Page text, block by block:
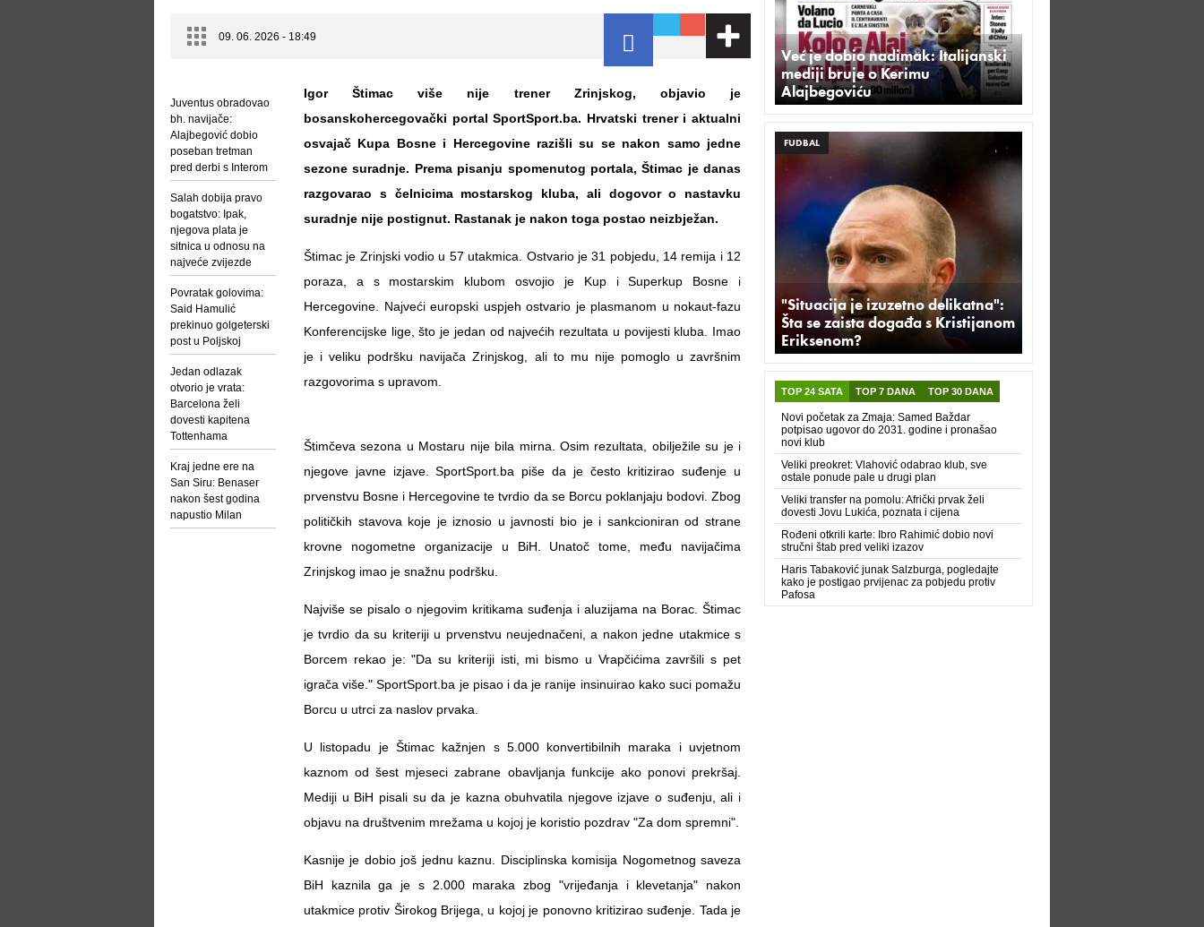
09. 06. 2026 - 18:49
Juventus obradovao
bh. navijače:
Alajbegović dobio
poseban tretman
pred derbi s Interom
Salah dobija pravo
bogatstvo: Ipak,
njegova plata je
sitnica u odnosu na
najveće zvijezde
Povratak golovima:
Said Hamulić
prekinuo golgeterski
post u Poljskoj
Jedan odlazak
otvorio je vrata:
Barcelona želi
dovesti kapitena
Tottenhama
Kraj jedne ere na
San Siru: Benaser
nakon šest godina
napustio Milan
Igor Štimac više nije trener Zrinjskog, objavio je
bosanskohercegovački portal SportSport.ba. Hrvatski trener i aktualni
osvajač Kupa Bosne i Hercegovine razišli su se nakon samo jedne
sezone suradnje. Prema pisanju spomenutog portala, Štimac je danas
razgovarao s čelnicima mostarskog kluba, ali dogovor o nastavku
suradnje nije postignut. Rastanak je nakon toga postao neizbježan.
Štimac je Zrinjski vodio u 57 utakmica. Ostvario je 31 pobjedu, 14 remija i 12
poraza, a s mostarskim klubom osvojio je Kup i Superkup Bosne i
Hercegovine. Najveći europski uspjeh ostvario je plasmanom u nokaut-fazu
Konferencijske lige, što je jedan od najvećih rezultata u povijesti kluba. Imao
je i veliku podršku navijača Zrinjskog, ali to mu nije pomoglo u završnim
razgovorima s upravom.
Štimčeva sezona u Mostaru nije bila mirna. Osim rezultata, obilježile su je i
njegove javne izjave. SportSport.ba piše da je često kritizirao suđenje u
prvenstvu Bosne i Hercegovine te tvrdio da se Borcu poklanjaju bodovi. Zbog
političkih stavova koje je iznosio u javnosti bio je i sankcioniran od strane
krovne nogometne organizacije u BiH. Unatoč tome, među navijačima
Zrinjskog imao je snažnu podršku.
Najviše se pisalo o njegovim kritikama suđenja i aluzijama na Borac. Štimac
je tvrdio da su kriteriji u prvenstvu neujednačeni, a nakon jedne utakmice s
Borcem rekao je: "Da su kriteriji isti, mi bismo u Vrapčićima završili s pet
igrača više." SportSport.ba je pisao i da je ranije insinuirao kako suci pomažu
Borcu u utrci za naslov prvaka.
U listopadu je Štimac kažnjen s 5.000 konvertibilnih maraka i uvjetnom
kaznom od šest mjeseci zabrane obavljanja funkcije ako ponovi prekršaj.
Mediji u BiH pisali su da je kazna obuhvatila njegove izjave o suđenju, ali i
objavu na društvenim mrežama u kojoj je koristio pozdrav "Za dom spremni".
Kasnije je dobio još jednu kaznu. Disciplinska komisija Nogometnog saveza
BiH kaznila ga je s 2.000 maraka zbog "vrijeđanja i klevetanja" nakon
utakmice protiv Širokog Brijega, u kojoj je ponovno kritizirao suđenje. Tada je
Već je dobio nadimak: Italijanski
mediji bruje o Kerimu
Alajbegoviću
FUDBAL
"Situacija je izuzetno delikatna":
Šta se zaista događa s Kristijanom
Eriksenom?
TOP 24 SATA TOP 7 DANA TOP 30 DANA
Novi početak za Zmaja: Samed Baždar
potpisao ugovor do 2031. godine i pronašao
novi klub
Veliki preokret: Vlahović odabrao klub, sve
ostale ponude pale u drugi plan
Veliki transfer na pomolu: Afrički prvak želi
dovesti Jovu Lukića, poznata i cijena
Rođeni otkrili karte: Ibro Rahimić dobio novi
stručni štab pred veliki izazov
Haris Tabaković junak Salzburga, pogledajte
kako je postigao prvijenac za pobjedu protiv
Pafosa